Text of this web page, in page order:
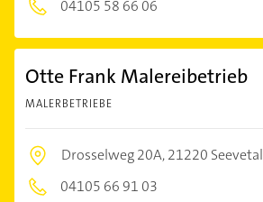
04105 58 66 06
Otte Frank Malereibetrieb
MALERBETRIEBE
Drosselweg 20A,21220 Seevetal
04105 66 91 03